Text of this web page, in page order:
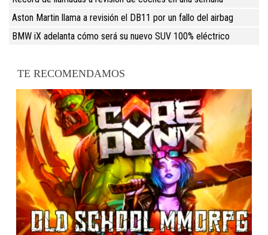
Aston Martin llama a revisión el DB11 por un fallo del airbag
BMW iX adelanta cómo será su nuevo SUV 100% eléctrico
TE RECOMENDAMOS